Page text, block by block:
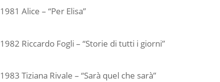
1981 Alice – “Per Elisa”
1982 Riccardo Fogli – “Storie di tutti i giorni”
1983 Tiziana Rivale – “Sarà quel che sarà”